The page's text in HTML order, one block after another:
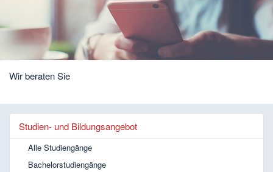
Wir beraten Sie
Studien- und Bildungsangebot
Alle Studiengänge
Bachelorstudiengänge